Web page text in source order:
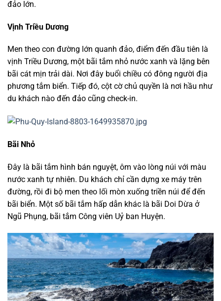
đảo lớn.
Vịnh Triều Dương
Men theo con đường lớn quanh đảo, điểm đến đầu tiên là
vịnh Triều Dương, một bãi tắm nhỏ nước xanh và lặng bên
bãi cát mịn trải dài. Nơi đây buổi chiều có đông người địa
phương tắm biển. Tiếp đó, cột cờ chủ quyền là nơi hầu như
du khách nào đến đảo cũng check-in.
Bãi Nhỏ
Đây là bãi tắm hình bán nguyệt, ôm vào lòng núi với màu
nước xanh tự nhiên. Du khách chỉ cần dựng xe máy trên
đường, rồi đi bộ men theo lối mòn xuống triền núi để đến
bãi biển. Một số bãi tắm hấp dẫn khác là bãi Doi Dừa ở
Ngũ Phụng, bãi tắm Công viên Uỷ ban Huyện.